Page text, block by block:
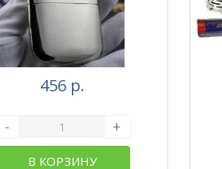
456 р.
- +
В КОРЗИНУ